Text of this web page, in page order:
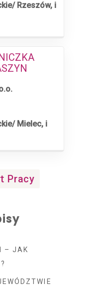
Rzeszów, i
Mielec, i
Pracy
– JAK